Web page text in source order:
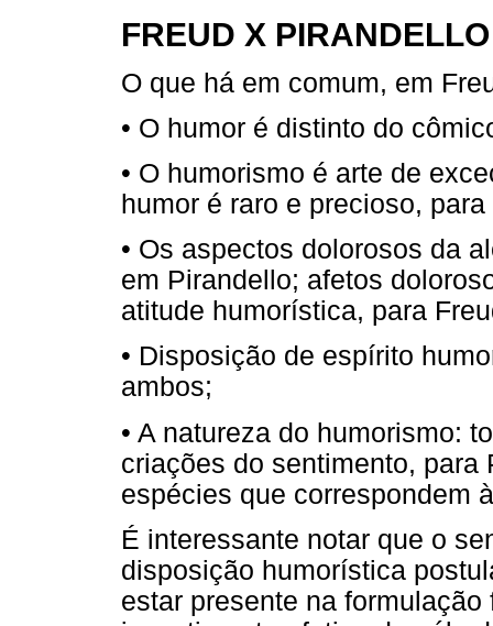
FREUD X PIRANDELLO
O que há em comum, em
• O humor é distinto do
• O humorismo é arte de
humor é raro e precioso, para
• Os aspectos dolorosos da
em Pirandello; afetos
atitude humorística, para
• Disposição de espírito
ambos;
• A natureza do humorismo:
criações do sentimento,
espécies que correspondem
É interessante notar que o
disposição humorística
estar presente na